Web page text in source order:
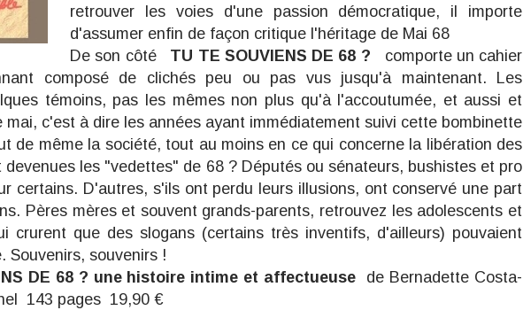
retrouver les voies d'une passion démocratique, il importe
d'assumer enfin de façon critique l'héritage de Mai 68
De son côté TU TE SOUVIENS DE 68 ?
comporte un cahier
composé de clichés peu ou pas vus jusqu'à maintenant. Les
témoins, pas les mêmes non plus qu'à l'accoutumée, et aussi et
mai, c'est à dire les années ayant immédiatement suivi cette bombinette
de même la société, tout au moins en ce qui concerne la libération des
devenues les "vedettes" de 68 ? Députés ou sénateurs, bushistes et pro
certains. D'autres, s'ils ont perdu leurs illusions, ont conservé une part
Pères mères et souvent grands-parents, retrouvez les adolescents et
crurent que des slogans (certains très inventifs, d'ailleurs) pouvaient
Souvenirs, souvenirs !
DE 68 ? une histoire intime et affectueuse de Bernadette Costa-
143 pages 19,90 €